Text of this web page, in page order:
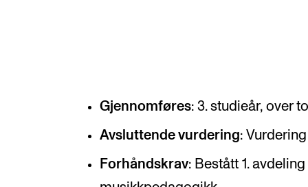
Nettverk
Gjennomføres: 3. studieår, over
Avsluttende vurdering:
Forhåndskrav: Bestått 1.